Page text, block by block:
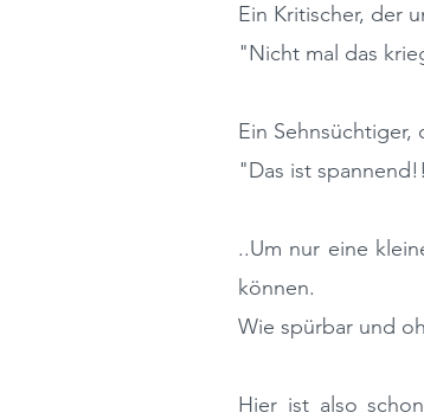
Ein Kritischer, der
"Nicht mal das
Ein
"Das ist
..Um nur eine
können.
Wie spürbar und
Hier ist also